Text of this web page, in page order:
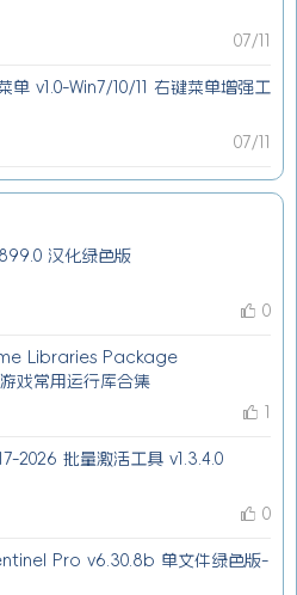
07/11
单 v1.0-Win7/10/11 右键菜单增强工
07/11
汉化绿色版
0
Libraries Package
戏常用运行库合集
2026 批量激活工具 v1.3.4.0
0
Pro v6.30.8b 单文件绿色版-